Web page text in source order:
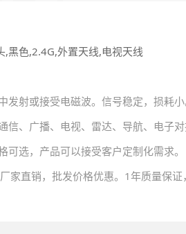
,黑色,2.4G,外置天线,电视天线
发射或接受电磁波。信号稳定，损耗小
信、广播、电视、雷达、导航、电子对
可选，产品可以接受客户定制化需求。
家直销，批发价格优惠。1年质量保证